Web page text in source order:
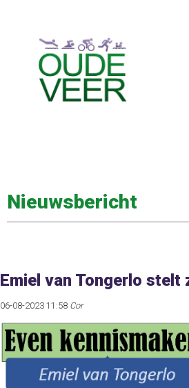
Nieuwsbericht
Emiel van Tongerlo stelt
06-08-2023 11:58 Cor